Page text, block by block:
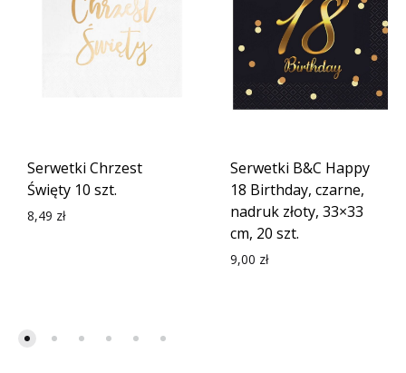
Serwetki Chrzest
Święty 10 szt.
8,49 zł
Serwetki B&C Happy
18 Birthday, czarne,
nadruk złoty, 33×33
cm, 20 szt.
9,00 zł